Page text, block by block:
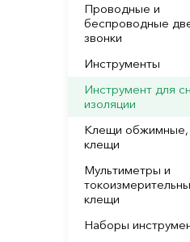
Проводные и
беспроводные
звонки
Инструменты
Инструмент для
изоляции
Клещи обжимные,
клещи
Мультиметры и
клещи
Наборы